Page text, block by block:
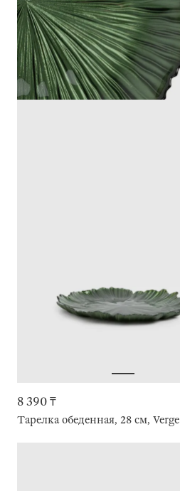
8 390 ₸
Тарелка обеденная, 28 см, Verge